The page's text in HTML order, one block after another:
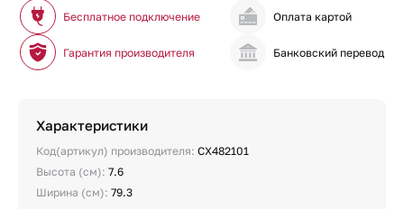
Бесплатное подключение
Гарантия производителя
Оплата картой
Банковский перевод
Характеристики
Код(артикул) производителя: CX482101
Высота (см): 7.6
Ширина (см): 79.3